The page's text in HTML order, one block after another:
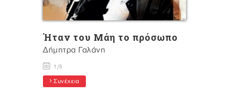
Ήταν του Μάη το πρόσωπο
Δήμητρα Γαλάνη
1/5
Συνέχεια